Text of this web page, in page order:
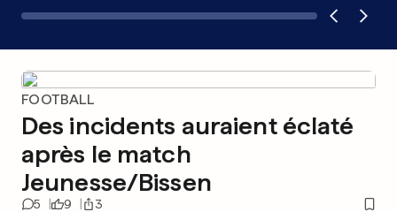
FOOTBALL
Des incidents auraient éclaté
après le match
Jeunesse/Bissen
5 9 3